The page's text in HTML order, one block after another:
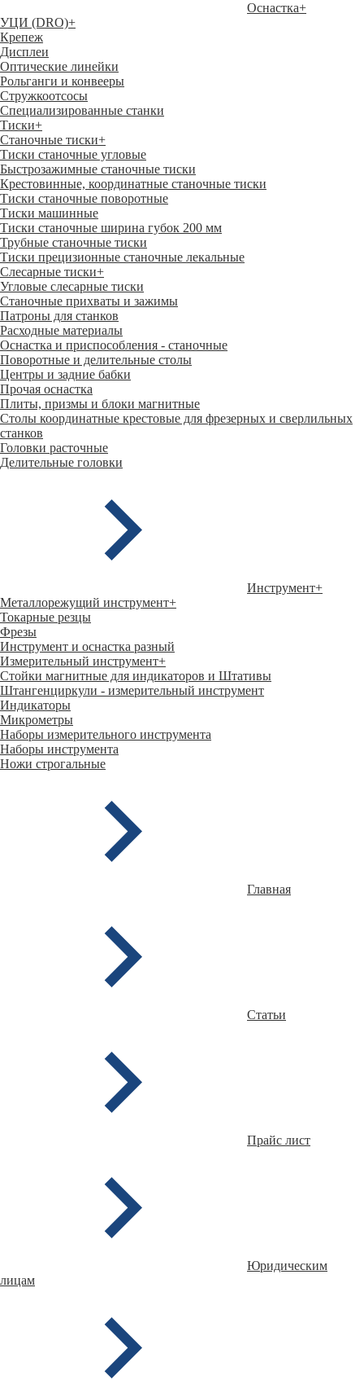
Оснастка+
УЦИ (DRO)+
Крепеж
Дисплеи
Оптические линейки
Рольганги и конвееры
Стружкоотсосы
Специализированные станки
Тиски+
Станочные тиски+
Тиски станочные угловые
Быстрозажимные станочные тиски
Крестовинные, координатные станочные тиски
Тиски станочные поворотные
Тиски машинные
Тиски станочные ширина губок 200 мм
Трубные станочные тиски
Тиски прецизионные станочные лекальные
Слесарные тиски+
Угловые слесарные тиски
Станочные прихваты и зажимы
Патроны для станков
Расходные материалы
Оснастка и приспособления - станочные
Поворотные и делительные столы
Центры и задние бабки
Прочая оснастка
Плиты, призмы и блоки магнитные
Столы координатные крестовые для фрезерных и сверлильных
станков
Головки расточные
Делительные головки
Инструмент+
Металлорежущий инструмент+
Токарные резцы
Фрезы
Инструмент и оснастка разный
Измерительный инструмент+
Стойки магнитные для индикаторов и Штативы
Штангенциркули - измерительный инструмент
Индикаторы
Микрометры
Наборы измерительного инструмента
Наборы инструмента
Ножи строгальные
Главная
Статьи
Прайс лист
Юридическим
лицам